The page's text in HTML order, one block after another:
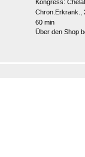
Kongress:
Chron.Erkrank.,
60 min
Über den Shop